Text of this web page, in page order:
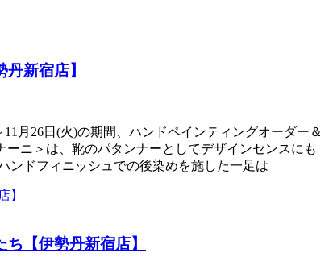
新宿店】
月26日(火)の期間、ハンドペインティングオーダー＆
ニ＞は、靴のパタンナーとしてデザインセンスにも
ンドフィニッシュでの後染めを施した一足は
【伊勢丹新宿店】